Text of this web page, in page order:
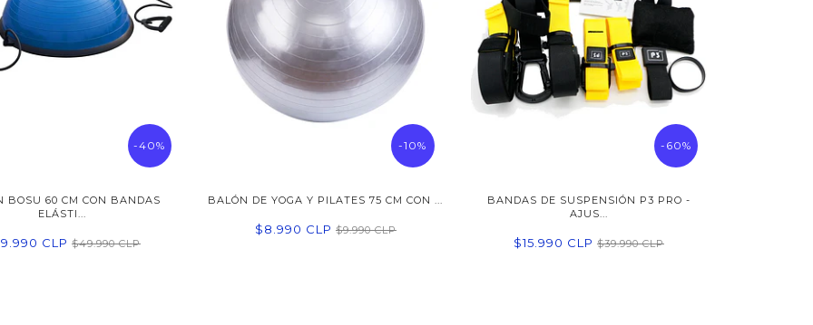
-40%
BOSU 60 CM CON BANDAS
ELÁSTI...
CLP $49.990 CLP
-10%
BALÓN DE YOGA Y PILATES 75 CM CON ...
$8.990 CLP $9.990 CLP
-60%
BANDAS DE SUSPENSIÓN P3 PRO -
AJUS...
$15.990 CLP $39.990 CLP